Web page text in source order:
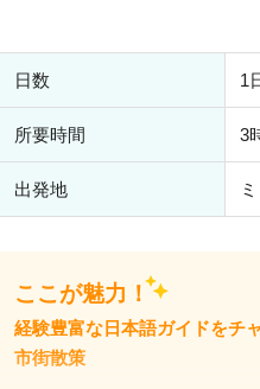
日数 1
所要時間 3
出発地
ここが魅力！
経験豊富な日本語ガイドをチ
市街散策